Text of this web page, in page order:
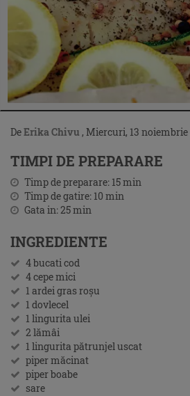
DeErika Chivu , Miercuri, 13 noiembrie
TIMPI DE PREPARARE
Timp de preparare: 15min
Timp de gatire: 10 min
Gata in:25min
INGREDIENTE
4 bucati cod
4 cepe mici
1 ardei gras roşu
1 dovlecel
1 lingurita ulei
2 lămâi
1 lingurita pătrunjel uscat
piper măcinat
piper boabe
sare